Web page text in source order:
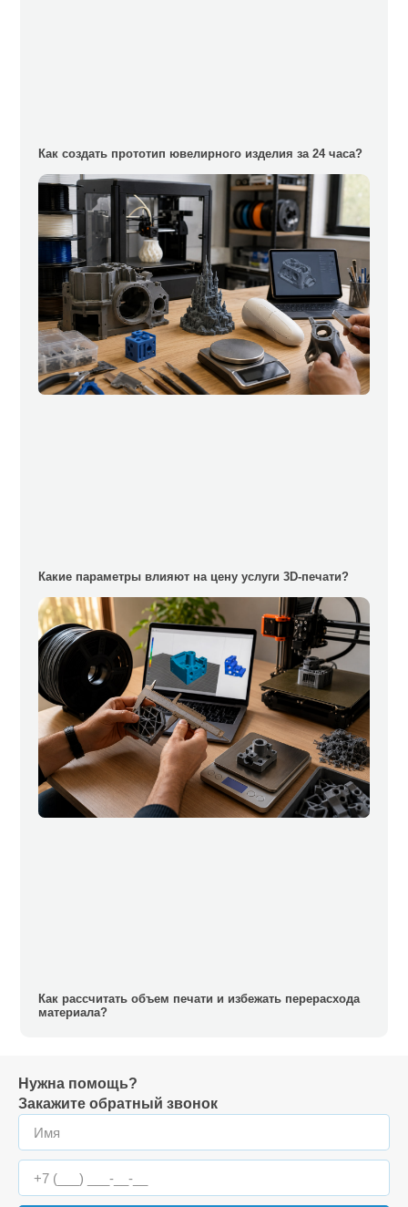
Как создать прототип ювелирного изделия за 24 часа?
Какие параметры влияют на цену услуги 3D-печати?
Как рассчитать объем печати и избежать перерасхода
материала?
Нужна помощь?
Закажите обратный звонок